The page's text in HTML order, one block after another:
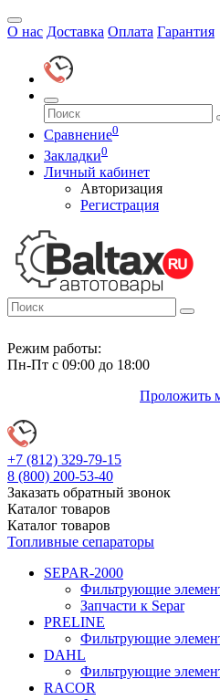
О нас Доставка Оплата Гарантия
Сравнение0
Закладки0
Личный кабинет
Авторизация
Регистрация
Режим работы:
Пн-Пт с 09:00 до 18:00
Проложить
+7 (812) 329-79-15
8 (800) 200-53-40
Заказать обратный звонок
Каталог товаров
Каталог товаров
Топливные сепараторы
SEPAR-2000
Фильтрующие
Запчасти к Separ
PRELINE
Фильтрующие
DAHL
Фильтрующие
RACOR